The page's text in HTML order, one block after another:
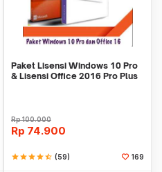
Paket Lisensi Windows 10 Pro
& Lisensi Office 2016 Pro Plus
Rp100.000
Rp 74.900
starstarstarstarstar_half (59) 169